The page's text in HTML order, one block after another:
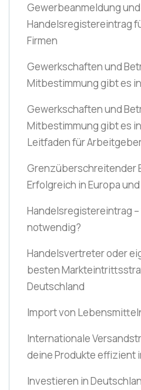
Gewerbeanmeldung und
Handelsregistereintrag
Firmen
Gewerkschaften und
Mitbestimmung gibt es
Gewerkschaften und
Mitbestimmung gibt es
Leitfaden für
Grenzüberschreitender
Erfolgreich in Europa
Handelsregistereintrag –
notwendig?
Handelsvertreter oder
besten
Deutschland
Import von
Internationale
deine Produkte effizient
Investieren in